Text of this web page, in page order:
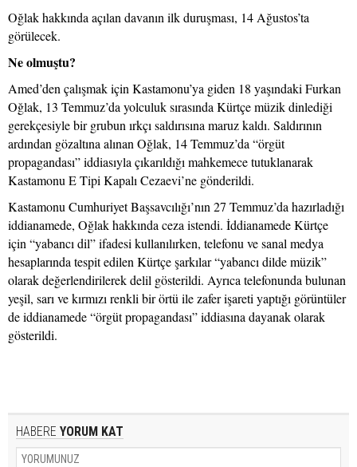
Oğlak hakkında açılan davanın ilk duruşması, 14 Ağustos’ta
görülecek.
Ne olmuştu?
Amed’den çalışmak için Kastamonu’ya giden 18 yaşındaki Furkan
Oğlak, 13 Temmuz’da yolculuk sırasında Kürtçe müzik dinlediği
gerekçesiyle bir grubun ırkçı saldırısına maruz kaldı. Saldırının
ardından gözaltına alınan Oğlak, 14 Temmuz’da “örgüt
propagandası” iddiasıyla çıkarıldığı mahkemece tutuklanarak
Kastamonu E Tipi Kapalı Cezaevi’ne gönderildi.
Kastamonu Cumhuriyet Başsavcılığı’nın 27 Temmuz’da hazırladığı
iddianamede, Oğlak hakkında ceza istendi. İddianamede Kürtçe
için “yabancı dil” ifadesi kullanılırken, telefonu ve sanal medya
hesaplarında tespit edilen Kürtçe şarkılar “yabancı dilde müzik”
olarak değerlendirilerek delil gösterildi. Ayrıca telefonunda bulunan
yeşil, sarı ve kırmızı renkli bir örtü ile zafer işareti yaptığı görüntüler
de iddianamede “örgüt propagandası” iddiasına dayanak olarak
gösterildi.
HABERE YORUM KAT